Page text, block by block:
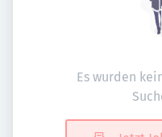
Es wurden